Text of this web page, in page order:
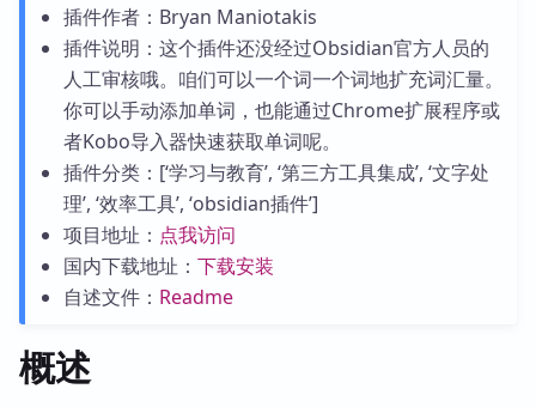
插件作者：Bryan Maniotakis
插件说明：这个插件还没经过Obsidian官方人员的
人工审核哦。咱们可以一个词一个词地扩充词汇量。
你可以手动添加单词，也能通过Chrome扩展程序或
者Kobo导入器快速获取单词呢。
插件分类：[‘学习与教育’, ‘第三方工具集成’, ‘文字处
理’, ‘效率工具’, ‘obsidian插件’]
项目地址： 点我访问
国内下载地址： 下载安装
自述文件： Readme
概述